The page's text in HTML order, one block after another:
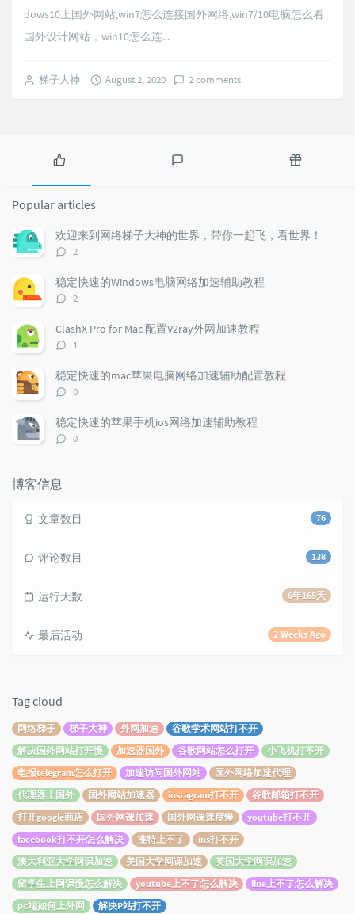
dows10上国外网站,win7怎么连接国外网络,win7/10电脑怎么看
国外设计网站，win10怎么连...
梯子大神 August 2, 2020 2 comments
P
p
u
l
a
r
a
r
t
i
l
e
e
s
c
o
m
t
d
o
Popular articles
欢迎来到网络梯子大神的世界，带你一起飞，看世界！
评
数：
2
稳定快速的Windows电脑网络加速辅助教程
评
数：
2
ClashX Pro for Mac 配置V2ray外网加速教程
评
数：
1
稳定快速的mac苹果电脑网络加速辅助配置教程
评
数：
0
稳定快速的苹果手机ios网络加速辅助教程
评
0
博客信息
76
文章数目
138
评论数目
6年165天
运行天数
2 Weeks Ago
最后活动
Tag cloud
网络梯子 梯子大神 外网加速
谷歌学术网站打不开
解决国外网站打开慢
加速器国外 谷歌网站怎么打开
小飞机打不开
电报telegram怎么打开
加速访问国外网站
国外网络加速代理
代理器上国外
国外网站加速器 instagram打不开
谷歌邮箱打不开
打开google商店
国外网课加速 国外网课速度慢
youtube打不开
facebook打不开怎么解决
推特上不了
ins打不开
澳大利亚大学网课加速
美国大学网课加速
英国大学网课加速
留学生上网课慢怎么解决
youtube上不了怎么解决
line上不了怎么解决
pc端如何上外网
解决P站打不开